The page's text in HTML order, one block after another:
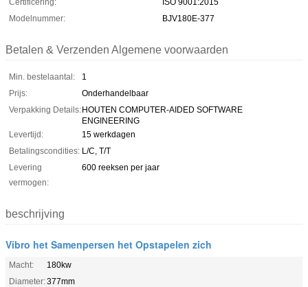
Certificering:
ISO 9001:2015
Modelnummer:
BJV180E-377
Betalen & Verzenden Algemene voorwaarden
Min. bestelaantal:
1
Prijs:
Onderhandelbaar
Verpakking Details:HOUTEN COMPUTER-AIDED SOFTWARE
ENGINEERING
Levertijd:
15 werkdagen
Betalingscondities: L/C, T/T
Levering
vermogen:
600 reeksen per jaar
beschrijving
Vibro het Samenpersen het Opstapelen zich
Macht:
180kw
Diameter:377mm